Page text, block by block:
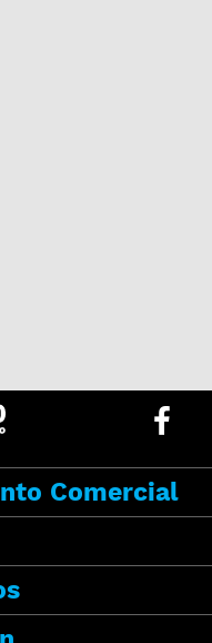
Comercial